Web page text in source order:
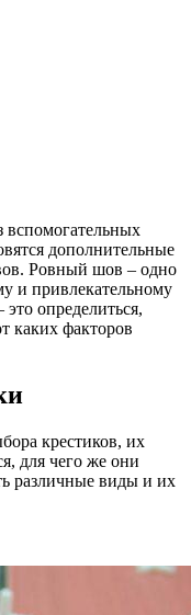
вспомогательных
дополнительные
Ровный шов – одно
и привлекательному
определиться,
каких факторов
крестиков, их
для чего же они
различные виды и их